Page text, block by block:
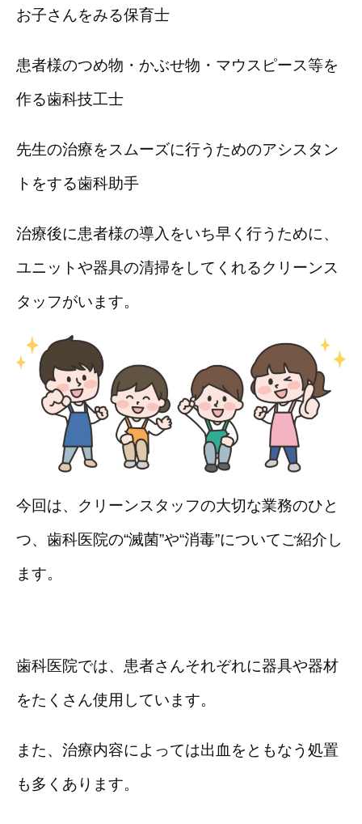
お子さんをみる保育士
患者様のつめ物・かぶせ物・マウスピース等を
作る歯科技工士
先生の治療をスムーズに行うためのアシスタン
トをする歯科助手
治療後に患者様の導入をいち早く行うために、
ユニットや器具の清掃をしてくれるクリーンス
タッフがいます。
今回は、クリーンスタッフの大切な業務のひと
つ、歯科医院の“滅菌”や“消毒”についてご紹介し
ます。
歯科医院では、患者さんそれぞれに器具や器材
をたくさん使用しています。
また、治療内容によっては出血をともなう処置
も多くあります。